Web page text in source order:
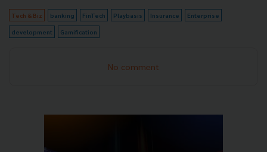
Tech & Biz banking FinTech Playbasis Insurance Enterprise
development Gamification
No comment